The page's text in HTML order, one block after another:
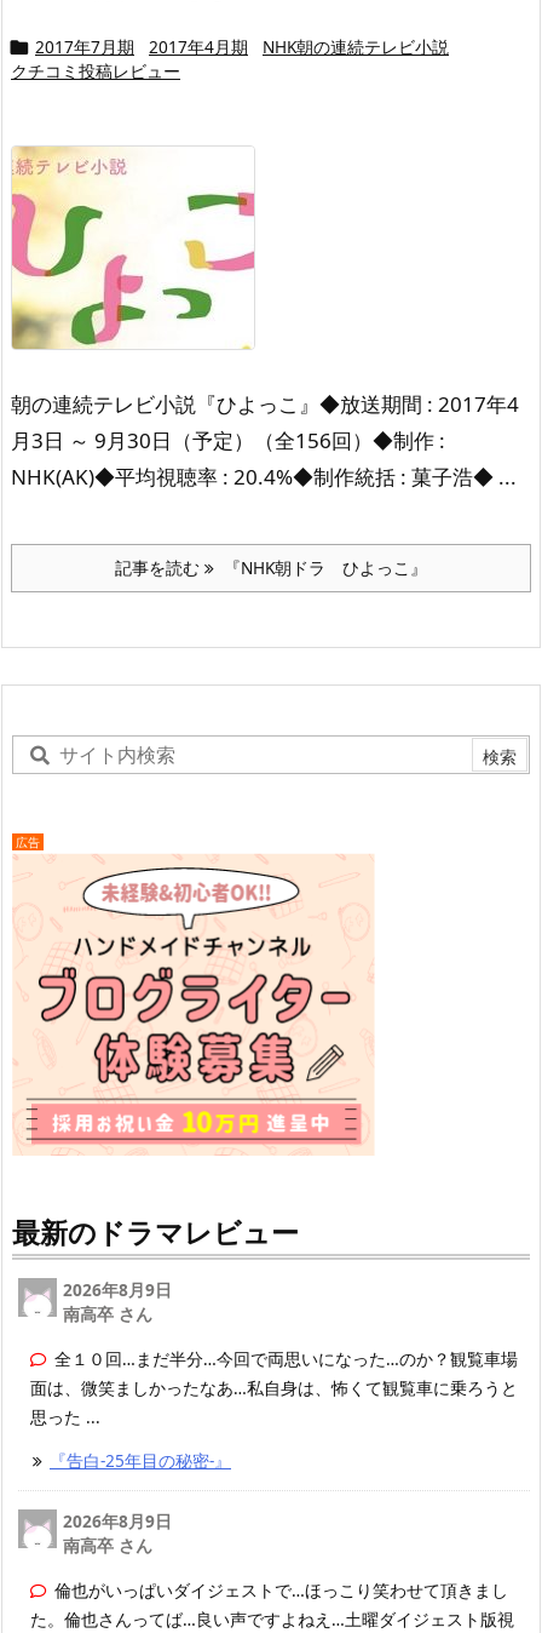
 2017年7月期 2017年4月期
NHK朝の連続テレビ小説
クチコミ投稿レビュー
朝の連続テレビ小説『ひよっこ』 ◆放送期間 : 2017年4
月3日 ～ 9月30日
（予定）（全156回） ◆制作 :
NHK(AK)◆平均視聴率 : 20.4%◆制作統括 : 菓子浩◆ ...
記事を読む 『NHK朝ドラ ひよっこ』
広告
最新のドラマレビュー
2026年8月9日
南高卒 さん
全１０回…まだ半分…今回で両思いになった…のか？観覧車場
面は、微笑ましかったなあ…私自身は、怖くて観覧車に乗ろうと
思った ...
『告白-25年目の秘密-』
2026年8月9日
南高卒 さん
倫也がいっぱいダイジェストで…ほっこり笑わせて頂きまし
た。倫也さんってば…良い声ですよねえ…土曜ダイジェスト版視